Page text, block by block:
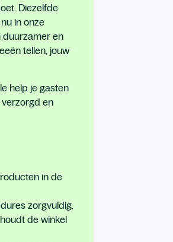
Diezelfde
in onze
duurzamer en
tellen, jouw
help je gasten
verzorgd en
in de
zorgvuldig.
de winkel